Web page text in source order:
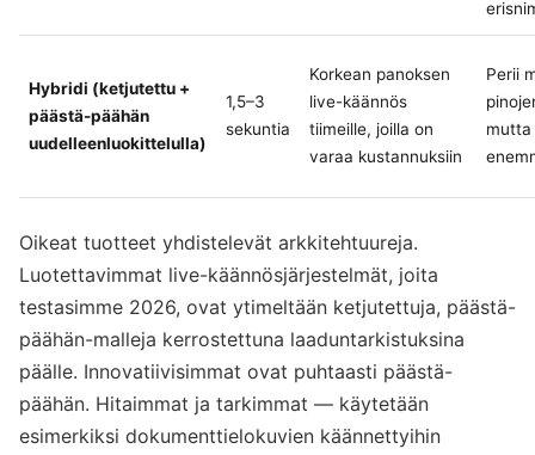
Hybridi (ketjutettu +
päästä-päähän
uudelleenluokittelulla)
1,5–3
sekuntia
Korkean panoksen
live-käännös
tiimeille, joilla on
varaa kustannuksiin
Perii
mutta
Oikeat tuotteet yhdistelevät arkkitehtuureja.
Luotettavimmat live-käännösjärjestelmät, joita
testasimme 2026, ovat ytimeltään ketjutettuja, päästä-
päähän-malleja kerrostettuna laaduntarkistuksina
päälle. Innovatiivisimmat ovat puhtaasti päästä-
päähän. Hitaimmat ja tarkimmat — käytetään
esimerkiksi dokumenttielokuvien käännettyihin